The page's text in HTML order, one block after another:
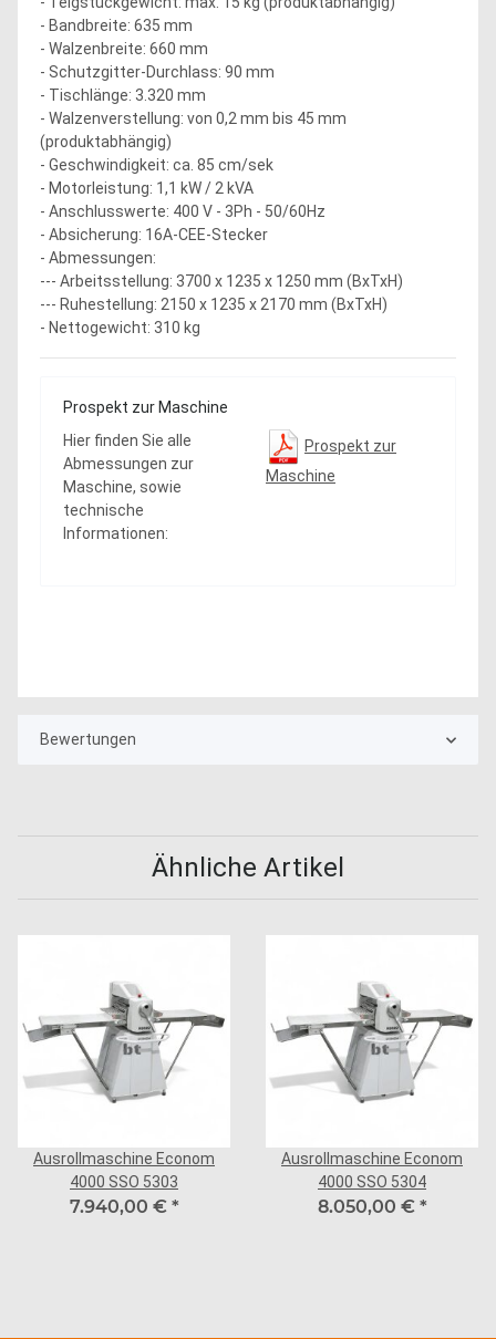
- Bandbreite: 635 mm
- Walzenbreite: 660 mm
- Schutzgitter-Durchlass: 90 mm
- Tischlänge: 3.320 mm
- Walzenverstellung: von 0,2 mm bis 45 mm
(produktabhängig)
- Geschwindigkeit: ca. 85 cm/sek
- Motorleistung: 1,1 kW / 2 kVA
- Anschlusswerte: 400 V - 3Ph - 50/60Hz
- Absicherung: 16A-CEE-Stecker
- Abmessungen:
--- Arbeitsstellung: 3700 x 1235 x 1250 mm (BxTxH)
--- Ruhestellung: 2150 x 1235 x 2170 mm (BxTxH)
- Nettogewicht: 310 kg
Prospekt zur Maschine
Hier finden Sie alle
Abmessungen zur
Maschine, sowie
technische
Informationen:
Prospekt zur
Maschine
Bewertungen
Ähnliche Artikel
Ausrollmaschine Econom
4000 SSO 5303
7.940,00 € *
Ausrollmaschine Econom
4000 SSO 5304
8.050,00 € *